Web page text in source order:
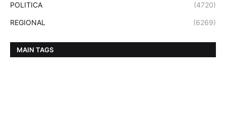
POLITICA (4720)
REGIONAL (6269)
MAIN TAGS